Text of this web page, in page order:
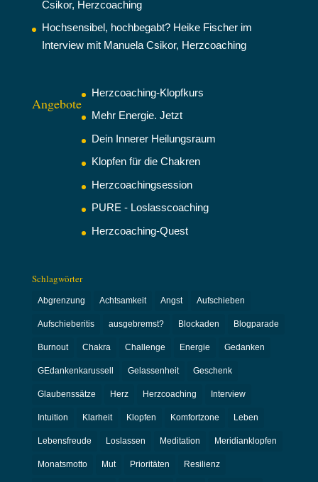
Csikor, Herzcoaching
Hochsensibel, hochbegabt? Heike Fischer im
Interview mit Manuela Csikor, Herzcoaching
Angebote
Herzcoaching-Klopfkurs
Mehr Energie. Jetzt
Dein Innerer Heilungsraum
Klopfen für die Chakren
Herzcoachingsession
PURE - Loslasscoaching
Herzcoaching-Quest
Schlagwörter
Abgrenzung Achtsamkeit Angst Aufschieben
Aufschieberitis ausgebremst? Blockaden Blogparade
Burnout Chakra Challenge Energie Gedanken
GEdankenkarussell Gelassenheit Geschenk
Glaubenssätze Herz Herzcoaching Interview
Intuition Klarheit Klopfen Komfortzone Leben
Lebensfreude Loslassen Meditation Meridianklopfen
Monatsmotto Mut Prioritäten Resilienz